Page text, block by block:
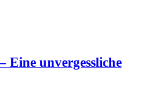
Eine unvergessliche